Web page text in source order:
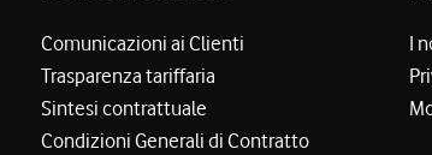
Comunicazioni ai Clienti
Trasparenza tariffaria
Sintesi contrattuale
Condizioni Generali di Contratto
I